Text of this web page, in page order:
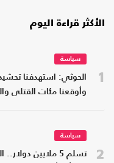
الأكثر قراءة اليوم
1
سياسة
الحوثي: استهدفنا
وأوقعنا مئات القتلى
2
سياسة
تسلم 5 ملايين